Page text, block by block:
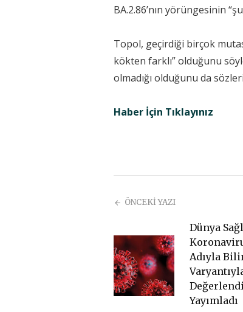
BA.2.86’nın yörüngesinin
Topol, geçirdiği birçok
kökten farklı” olduğunu
olmadığı olduğunu da
Haber İçin Tıklayınız
ÖNCEKİ YAZI
Dünya
Adıyla
Yayımladı